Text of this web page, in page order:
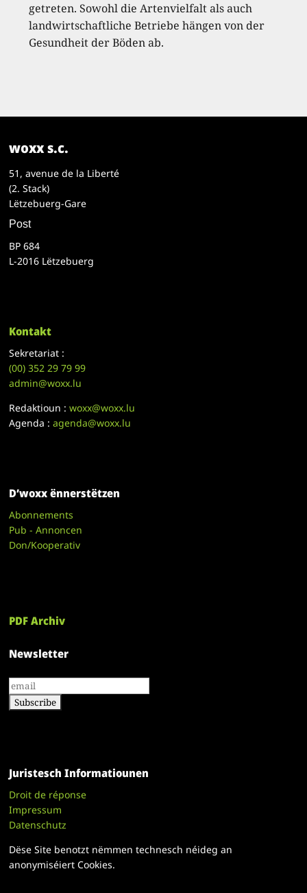
getreten. Sowohl die Artenvielfalt als auch
landwirtschaftliche Betriebe hängen von der
Gesundheit der Böden ab.
woxx s.c.
51, avenue de la Liberté
(2. Stack)
Lëtzebuerg-Gare
Post
BP 684
L-2016 Lëtzebuerg
Kontakt
Sekretariat :
(00)352 29 79 99
admin@woxx.lu
Redaktioun :woxx@woxx.lu
Agenda :agenda@woxx.lu
D’woxx ënnerstëtzen
Abonnements
Pub - Annoncen
Don/Kooperativ
PDF Archiv
Newsletter
Juristesch Informatiounen
Droit de réponse
Impressum
Datenschutz
Dëse Site benotzt nëmmen technesch néideg an
anonymiséiert Cookies.